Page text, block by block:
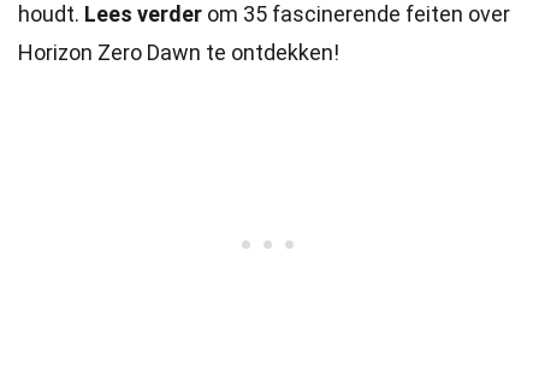
houdt. Lees verder om 35 fascinerende feiten over
Horizon Zero Dawn te ontdekken!